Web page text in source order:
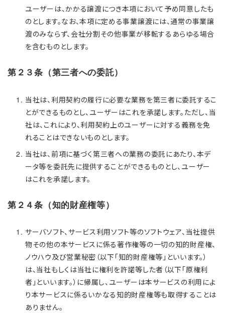
ユーザーは、かかる譲渡につき本項において予め同意したも
のとします。なお、本項に定める事業譲渡には、通常の事業譲
渡のみならず、会社分割その他事業が移転するあらゆる場合
を含むものとします。
第２３条（第三者への委託）
当社は、利用契約の履行に必要な業務を第三者に委託するこ
とができるものとし、ユーザーはこれを承諾します。ただし、当
社は、これにより、利用契約上のユーザーに対する義務を免
れることはできないものとします。
当社は、前項に基づく第三者への業務の委託にあたり、本デ
ータ等を委託先に提供することができるものとし、ユーザー
はこれを承諾します。
第２４条（知的財産権等）
サーバソフト、サービス利用ソフト等のソフトウェア、当社提供
物その他の本サービスに係る著作権等の一切の知的財産権、
ノウハウ及び営業秘密（以下「知的財産権等」といいます。）
は、当社もしくは当社に権利を許諾等した者（以下「原権利
者」といいます。）に帰属し、ユーザーは本サービスの利用によ
り本サービスに係るいかなる知的財産権等も取得することは
ありません。